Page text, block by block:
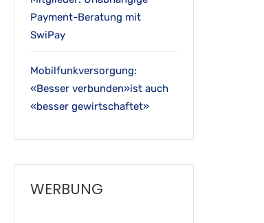
Payment-Beratung mit
SwiPay
Mobilfunkversorgung:
«Besser verbunden»ist auch
«besser gewirtschaftet»
WERBUNG